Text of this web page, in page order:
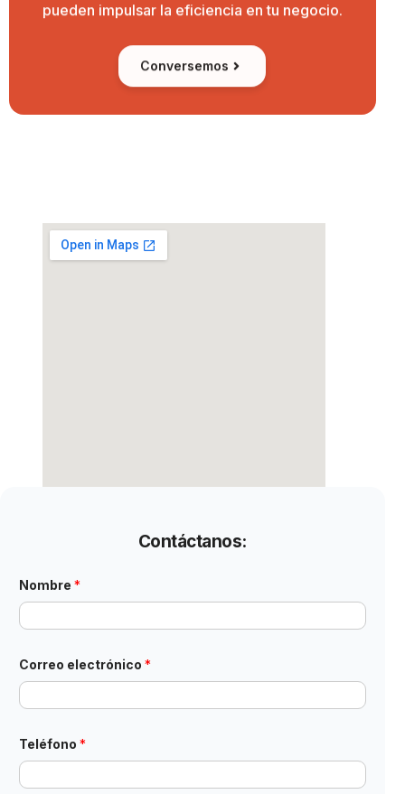
pueden impulsar la eficiencia en tu negocio.
Conversemos
Contáctanos:
Nombre *
o
m
n
a
r
o
Correo electrónico *
Teléfono *